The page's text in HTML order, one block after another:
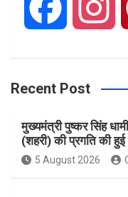
c
e
b
s
t
a
Recent Post
मुख्यमंत्री पुष्कर सिंह
(शहरी) की प्रगति की हुई
5 August 2026